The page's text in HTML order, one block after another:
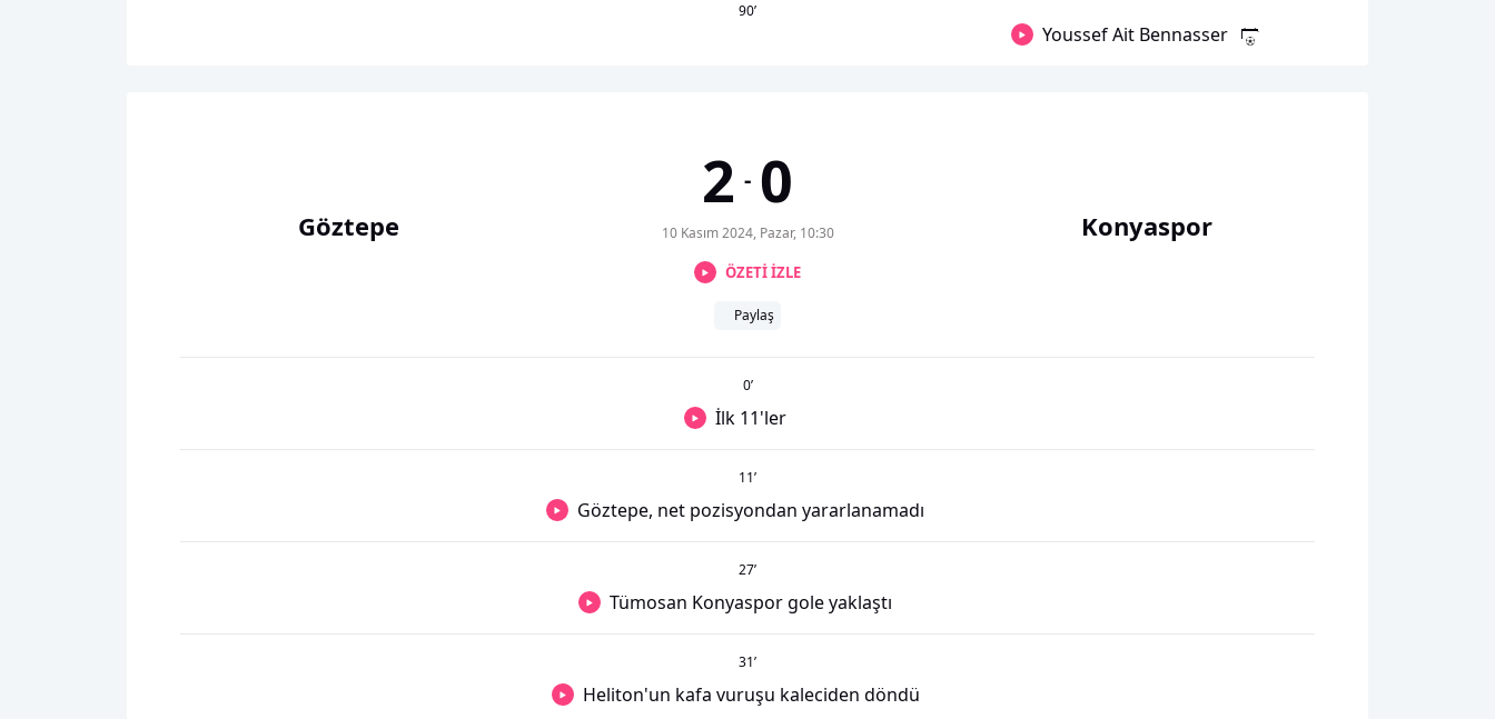
90’
Youssef Ait Bennasser
Göztepe
2 - 0
10 Kasım 2024, Pazar, 10:30
ÖZETİ İZLE
Paylaş
Konyaspor
0’
İlk 11'ler
11’
Göztepe, net pozisyondan yararlanamadı
27’
Tümosan Konyaspor gole yaklaştı
31’
Heliton'un kafa vuruşu kaleciden döndü